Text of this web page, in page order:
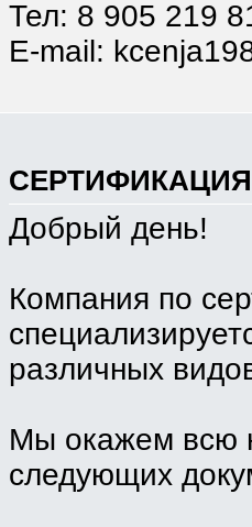
Тел: 8 905 219
E-mail:
Добрый день!
Компания по
различных
Мы окажем всю
следующих